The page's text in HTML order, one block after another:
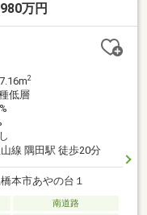
万円
2
低層
線 隅田駅 徒歩20分
本市あやの台１
南道路